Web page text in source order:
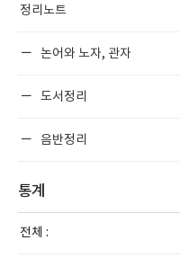
정리노트
논어와 노자, 관자
도서정리
음반정리
통계
전체 :